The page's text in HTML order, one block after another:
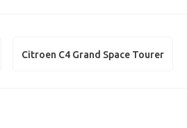
Citroen C4 Grand Space Tourer